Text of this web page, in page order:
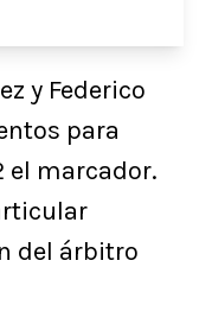
y Federico
para
el marcador.
del árbitro